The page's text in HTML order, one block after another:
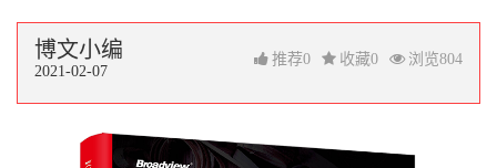
博文小编
2021-02-07
推荐0 收藏0 浏览804